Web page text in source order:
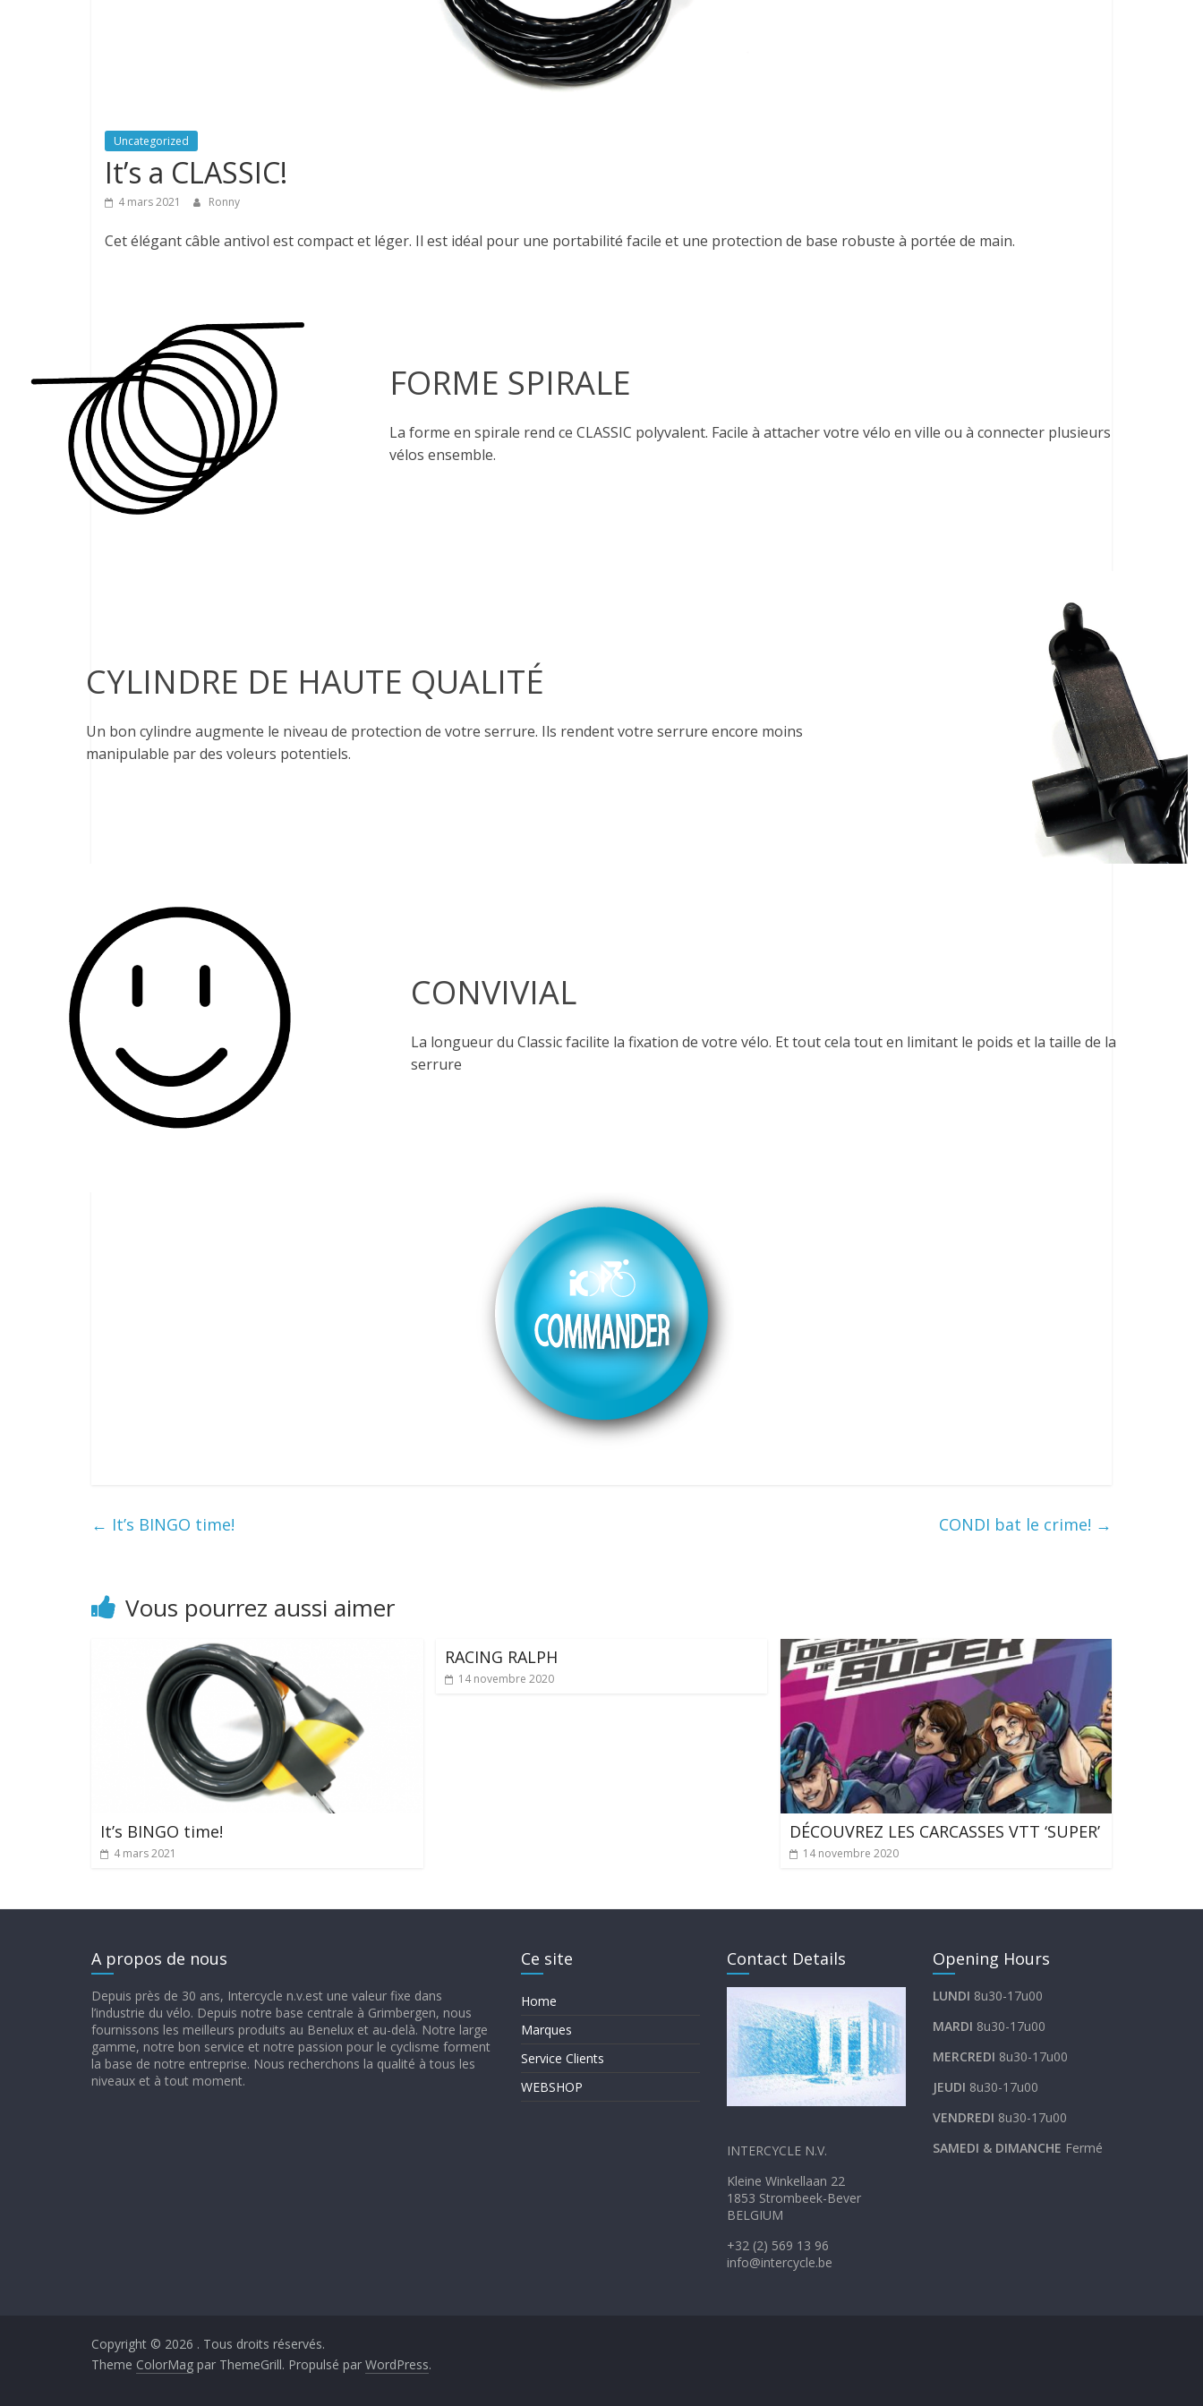
Uncategorized
It’s a CLASSIC!
4 mars 2021 Ronny
Cet élégant câble antivol est compact et léger. Il est idéal pour une portabilité facile et une protection de base robuste à portée de main.
FORME SPIRALE
La forme en spirale rend ce CLASSIC polyvalent. Facile à attacher votre vélo en ville ou à connecter plusieurs
vélos ensemble.
CYLINDRE DE HAUTE QUALITÉ
Un bon cylindre augmente le niveau de protection de votre serrure. Ils rendent votre serrure encore moins
manipulable par des voleurs potentiels.
CONVIVIAL
La longueur du Classic facilite la fixation de votre vélo. Et tout cela tout en limitant le poids et la taille de la
serrure
← It’s BINGO time! CONDI bat le crime! →
Vous pourrez aussi aimer
It’s BINGO time!
4 mars 2021
RACING RALPH
14 novembre 2020
DÉCOUVREZ LES CARCASSES VTT ‘SUPER’
14 novembre 2020
A propos de nous
Depuis près de 30 ans, Intercycle n.v.est une valeur fixe dans
l’industrie du vélo. Depuis notre base centrale à Grimbergen, nous
fournissons les meilleurs produits au Benelux et au-delà. Notre large
gamme, notre bon service et notre passion pour le cyclisme forment
la base de notre entreprise. Nous recherchons la qualité à tous les
niveaux et à tout moment.
Ce site
Home
Marques
Service Clients
WEBSHOP
Contact Details
INTERCYCLE N.V.
Kleine Winkellaan 22
1853 Strombeek-Bever
BELGIUM
+32 (2) 569 13 96
info@intercycle.be
Opening Hours
LUNDI 8u30-17u00
MARDI 8u30-17u00
MERCREDI 8u30-17u00
JEUDI 8u30-17u00
VENDREDI 8u30-17u00
SAMEDI & DIMANCHE Fermé
Copyright © 2026 . Tous droits réservés.
Theme ColorMag par ThemeGrill. Propulsé par WordPress.